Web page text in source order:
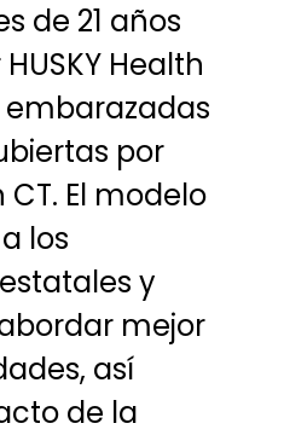
de 21 años
Health
embarazadas
por
CT. El modelo
los
y
mejor
así
de la